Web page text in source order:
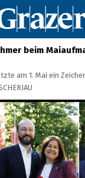
beim
am 1. Mai ein